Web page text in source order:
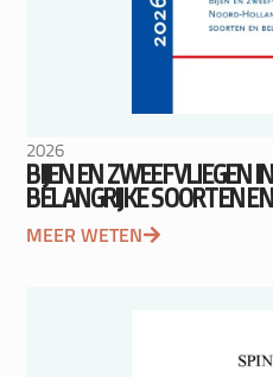
2026
BIJEN EN ZWEEFVLIEGEN
BELANGRIJKE SOORTEN
MEER WETEN